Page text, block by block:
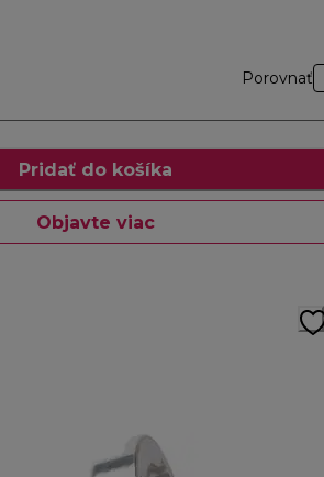
Porovnať
Pridať do košíka
Objavte viac